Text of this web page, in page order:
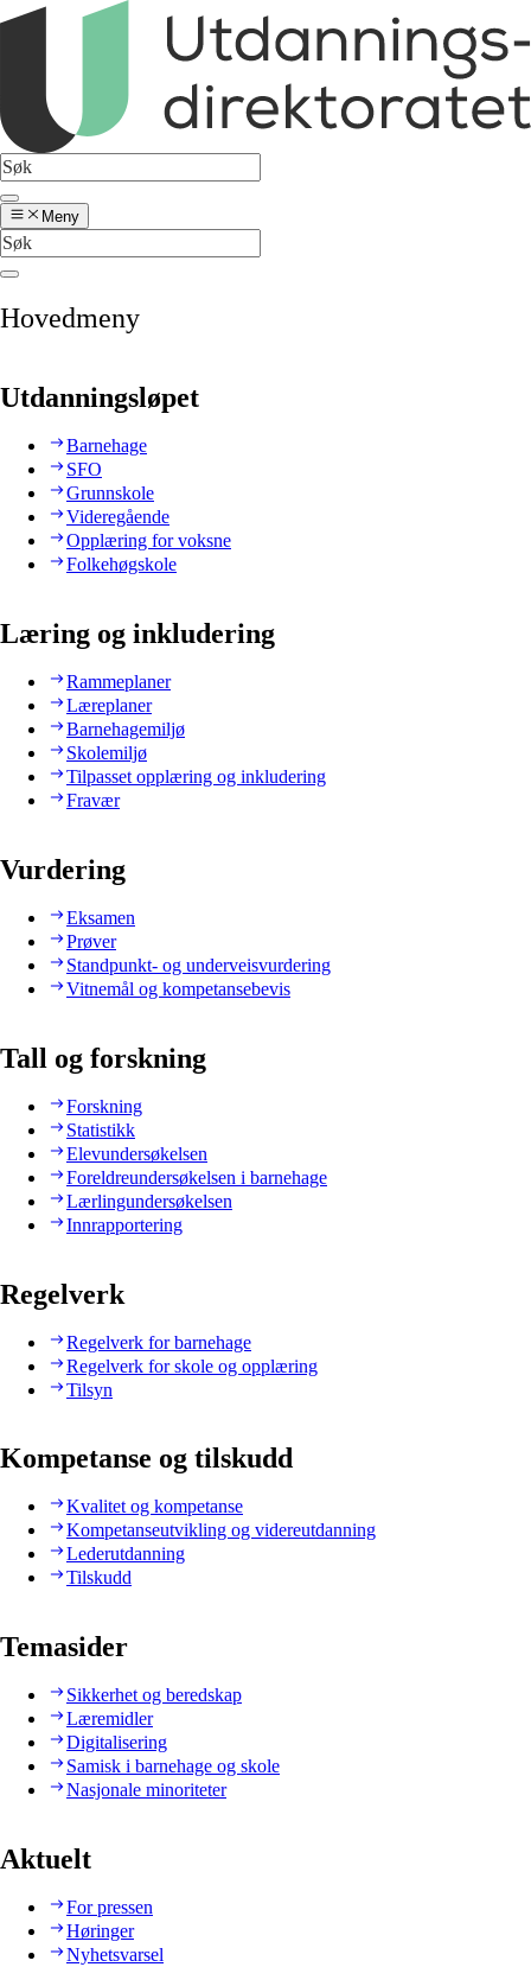
Meny
Hovedmeny
Utdanningsløpet
Barnehage
SFO
Grunnskole
Videregående
Opplæring for voksne
Folkehøgskole
Læring og inkludering
Rammeplaner
Læreplaner
Barnehagemiljø
Skolemiljø
Tilpasset opplæring og inkludering
Fravær
Vurdering
Eksamen
Prøver
Standpunkt- og underveisvurdering
Vitnemål og kompetansebevis
Tall og forskning
Forskning
Statistikk
Elevundersøkelsen
Foreldreundersøkelsen i barnehage
Lærlingundersøkelsen
Innrapportering
Regelverk
Regelverk for barnehage
Regelverk for skole og opplæring
Tilsyn
Kompetanse og tilskudd
Kvalitet og kompetanse
Kompetanseutvikling og videreutdanning
Lederutdanning
Tilskudd
Temasider
Sikkerhet og beredskap
Læremidler
Digitalisering
Samisk i barnehage og skole
Nasjonale minoriteter
Aktuelt
For pressen
Høringer
Nyhetsvarsel